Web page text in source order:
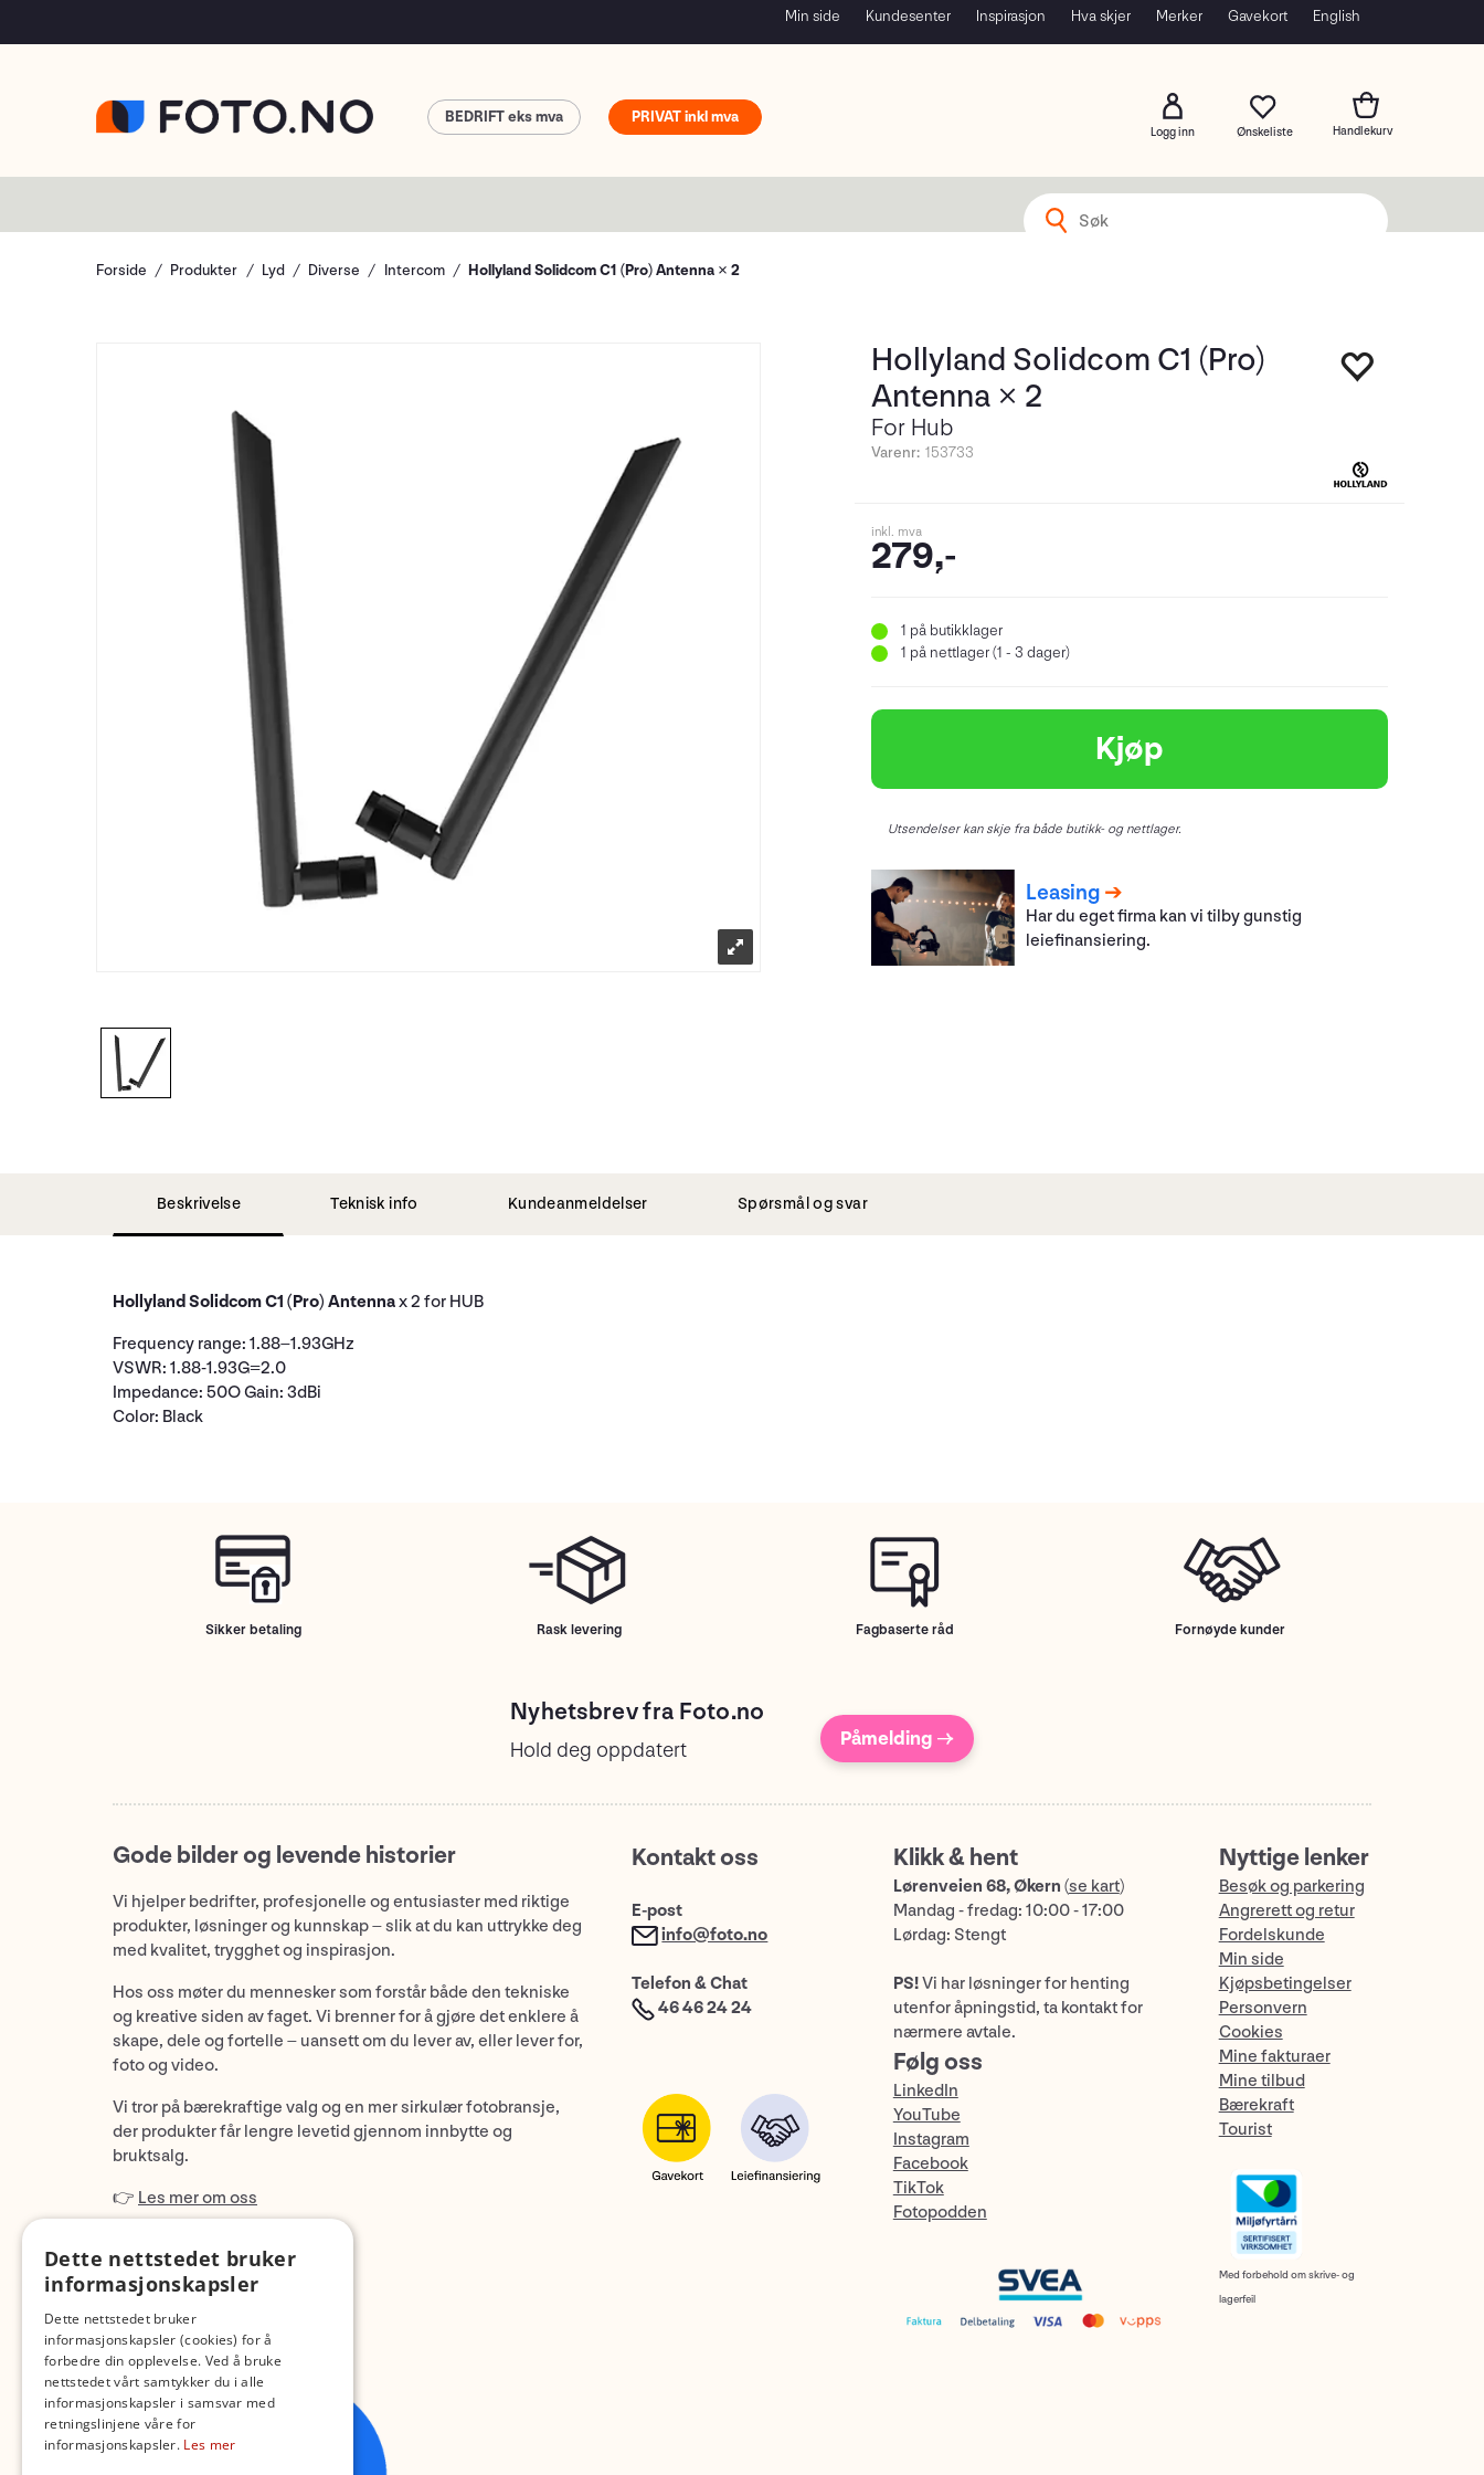
Min side Kundesenter Inspirasjon Hva skjer Merker Gavekort English
Logg inn
PRIVAT
BEDRIFT
Forside Produkter Lyd Diverse Intercom Hollyland Solidcom C1 (Pro) Antenna × 2
Hollyland Solidcom C1 (Pro)
Antenna × 2
For Hub
Varenr: 153733
inkl. mva
279,-
1 på butikklager
1 på nettlager (1 - 3 dager)
Kjøp
Utsendelser kan skje fra både butikk- og nettlager.
Leasing
Har du eget firma kan vi tilby gunstig
leiefinansiering.
Beskrivelse Teknisk info Kundeanmeldelser Spørsmål og svar
Hollyland Solidcom C1 (Pro) Antennax 2 for HUB
Frequency range: 1.88–1.93GHz
VSWR: 1.88-1.93G=2.0
Impedance: 50O Gain: 3dBi
Color: Black
Sikker betaling Rask levering Fagbaserte råd Fornøyde kunder
Nyhetsbrev fra Foto.no
Hold deg oppdatert Påmelding →
Gode bilder og levende historier
Vi hjelper bedrifter, profesjonelle og entusiaster med riktige
produkter, løsninger og kunnskap – slik at du kan uttrykke deg
med kvalitet, trygghet og inspirasjon.
Hos oss møter du mennesker som forstår både den tekniske
og kreative siden av faget. Vi brenner for å gjøre det enklere å
skape, dele og fortelle – uansett om du lever av, eller lever for,
foto og video.
Vi tror på bærekraftige valg og en mer sirkulær fotobransje,
der produkter får lengre levetid gjennom innbytte og
bruktsalg.
👉 Les mer om oss
Kontakt oss
E-post
info@foto.no
Telefon & Chat
46 46 24 24
Klikk & hent
Lørenveien 68, Økern (se kart)
Mandag - fredag: 10:00 - 17:00
Lørdag: Stengt
PS!Vi har løsninger for henting
utenfor åpningstid, ta kontakt for
nærmere avtale.
Følg oss
LinkedIn
YouTube
Instagram
Facebook
TikTok
Fotopodden
Nyttige lenker
Besøk og parkering
Angrerett og retur
Fordelskunde
Min side
Kjøpsbetingelser
Personvern
Cookies
Mine fakturaer
Mine tilbud
Bærekraft
Tourist
Med forbehold om skrive- og
lagerfeil
Dette nettstedet bruker
informasjonskapsler
Dette nettstedet bruker
informasjonskapsler (cookies) for å
forbedre din opplevelse. Ved å bruke
nettstedet vårt samtykker du i alle
informasjonskapsler i samsvar med
retningslinjene våre for
informasjonskapsler. Les mer